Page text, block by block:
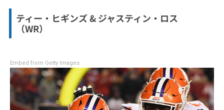
ティー・ヒギンズ & ジャスティン・ロス
（WR）
Embed from Getty Images